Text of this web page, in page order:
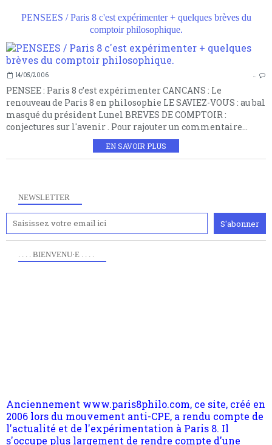
PENSEES / Paris 8 c'est expérimenter + quelques brèves du
comptoir philosophique.
14/05/2006
PENSEE : Paris 8 c’est expérimenter CANCANS : Le
renouveau de Paris 8 en philosophie LE SAVIEZ-VOUS : au bal
masqué du président Lunel BREVES DE COMPTOIR :
conjectures sur l'avenir . Pour rajouter un commentaire...
EN SAVOIR PLUS
NEWSLETTER
. . . . BIENVENU·E . . . .
2006 lors du mouvement anti-CPE, a rendu compte de
l'actualité et de l'expérimentation à Paris 8. Il
s'occupe plus largement de rendre compte d'une
transformation dans les paradigmes philosophiques